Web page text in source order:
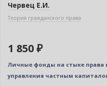
Червец Е.И.
Теория гражданского права
1 850 ₽
Личные фонды на стыке
управления частным